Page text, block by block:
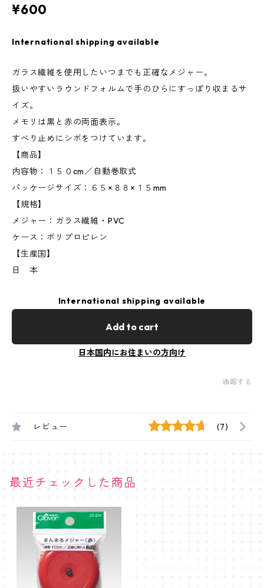
¥600
International shipping available
ガラス繊維を使用したいつまでも正確なメジャー。
扱いやすいラウンドフォルムで手のひらにすっぽり収まるサ
イズ。
メモリは黒と赤の両面表示。
すべり止めにシボをつけています。
【商品】
内容物：１５０cm／自動巻取式
パッケージサイズ：６５×８８×１５mm
【規格】
メジャー：ガラス繊維・PVC
ケース：ポリプロピレン
【生産国】
日 本
International shipping available
Add to cart
日本国内にお住まいの方向け
通報する
レビュー (7)
最近チェックした商品